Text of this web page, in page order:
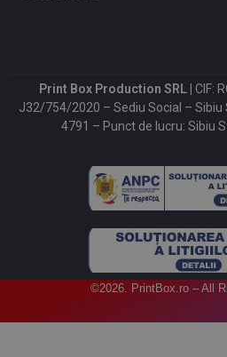
Print Box Production SRL | CIF:
J32/754/2020 – Sediu Social – Sibiu
4791 – Punct de lucru: Sibiu
©2026. PrintBox.ro – All